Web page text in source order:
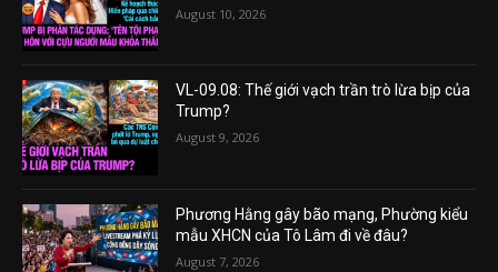
August 10, 2026
VL-09.08: Thế giới vạch trần trò lừa bịp của
Trump?
August 9, 2026
Phương Hằng gây bão mạng, Phường kiểu
mẫu XHCN của Tô Lâm đi về đâu?
August 7, 2026